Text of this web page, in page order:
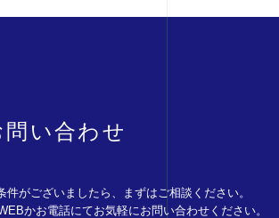
い合わせ
がございましたら、まずはご相談ください。
かお電話にてお気軽にお問い合わせください。